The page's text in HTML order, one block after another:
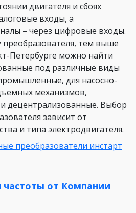
двигателя и сбоях
входы, а
– через цифровые входы.
тем выше
Петербурге можно найти
под различные виды
для насосно-
механизмов,
децентрализованные. Выбор
зависит от
и типа электродвигателя.
частоты от Компании